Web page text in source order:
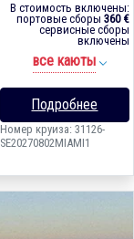
В стоимость включены:
портовые сборы 360 €
сервисные сборы
включены
все каюты
Подробнее
Номер круиза: 31126-
SE20270802MIAMI1